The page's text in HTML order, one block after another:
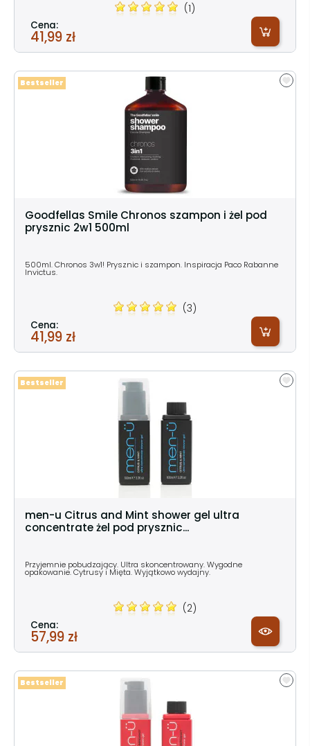
(1)
Cena:
41,99 zł
Goodfellas Smile Chronos szampon i żel pod
prysznic 2w1 500ml
500ml. Chronos 3w1! Prysznic i szampon. Inspiracja Paco Rabanne
Invictus.
(3)
Cena:
41,99 zł
Bestseller
men-u Citrus and Mint shower gel ultra
concentrate żel pod prysznic...
Przyjemnie pobudzający. Ultra skoncentrowany. Wygodne
opakowanie. Cytrusy i Mięta. Wyjątkowo wydajny.
(2)
Cena:
57,99 zł
Bestseller
Bestseller